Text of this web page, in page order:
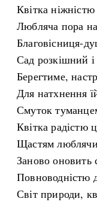
Квітка
Любляча пора
Благовісниця-
Сад розкішний і
Берегтиме,
Для натхнення
Смуток
Квітка радістю
Щастям
Заново оновить
Повноводністю
Світ природи,